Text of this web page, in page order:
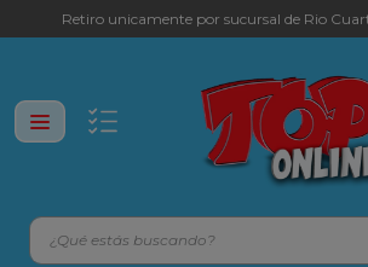
Retiro unicamente por sucursal de Rio
¿Qué estás buscando?